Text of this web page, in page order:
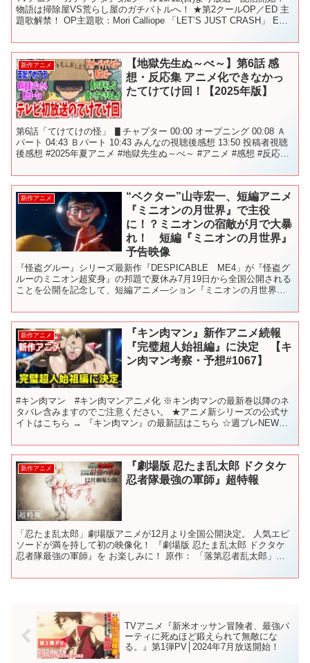
物語は掃除屋VS荒らし屋のガチバトルへ！ ★第2クールOP／ED 主
題歌解禁！ OP主題歌：Mori Calliope 「LET’S JUST CRASH」 ED
新作アニメ
【地獄先生ぬ～べ～】第6話 感
想・反応集 アニメ化できなかっ
たてけてけ回！【2025年版】
第6話「てけてけの怪」 ▋チャプター 00:00 オープニング 00:08 Ａ
パート 04:43 Ｂパート 10:43 みんなの視聴後感想 13:50 投稿者視聴
後感想 #2025年夏アニメ #地獄先生ぬ～べ～ #アニメ #感想 #反応集
新作アニメ
“ベクター”山寺宏一、短編アニメ
『ミニオンの月世界』で主役
に！？ミニオンの宿敵が月で大暴
れ！ 短編『ミニオンの月世界』
予告映像
『怪盗グルー』シリーズ最新作『DESPICABLE ME4」が『怪盗グ
ルーのミニオン超変身』の邦題で夏休み7月19日から全国公開される
ことを公開を記念して、短編アニメ―ション『ミニオンの月世界』
新作アニメ
『キン肉マン』新作アニメ続報
『完璧超人始祖編』に決定 【キ
ン肉マン考察・予想#1067】
#キン肉マン #キン肉マンアニメ化 ※キン肉マンの最新巻以降のネ
タバレ含みますのでご注意ください。 ★アニメ新シリーズの公式サ
イトはこちら → 『キン肉マン』の最新話はこちら ☆週プレNEWS
新作アニメ
『劇場版 忍たま乱太郎 ドクタケ
忍者隊最強の軍師』超特報
「忍たま乱太郎」劇場版アニメが12月より全国公開決定。 人気エピ
ソードが満を持して初の映像化！ 『劇場版 忍たま乱太郎 ドクタケ
忍者隊最強の軍師』を お楽しみに！ 原作： 「落第忍者乱太郎」尼
TVアニメ『新米オッサン冒険者、最強パ
ーティに死ぬほど鍛えられて無敵にな
る。』第1弾PV│2024年7月放送開始！